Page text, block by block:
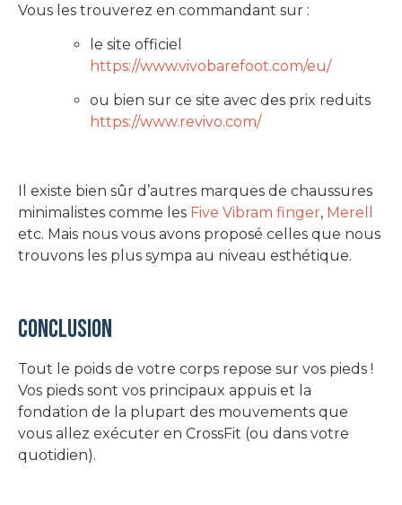
Vous les trouverez en commandant sur :
le site officiel
https://www.vivobarefoot.com/eu/
ou bien sur ce site avec des prix reduits
https://www.revivo.com/
Il existe bien sûr d’autres marques de chaussures
minimalistes comme les Five Vibram finger, Merell
etc. Mais nous vous avons proposé celles que nous
trouvons les plus sympa au niveau esthétique.
Conclusion
Tout le poids de votre corps repose sur vos pieds !
Vos pieds sont vos principaux appuis et la
fondation de la plupart des mouvements que
vous allez exécuter en CrossFit (ou dans votre
quotidien).